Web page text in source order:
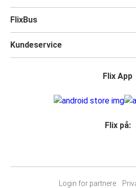
FlixBus
Kundeservice
Flix App
Flix på:
Login for partnere